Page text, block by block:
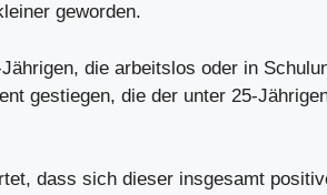
geworden.
die arbeitslos oder in
gestiegen, die der unter 25-
dass sich dieser insgesamt